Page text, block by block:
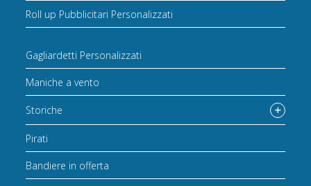
Roll up Pubblicitari Personalizzati
Gagliardetti Personalizzati
Maniche a vento
Storiche
Pirati
Bandiere in offerta